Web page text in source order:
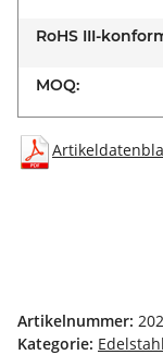
RoHS III-
MOQ:
Artikelnummer:
Kategorie: